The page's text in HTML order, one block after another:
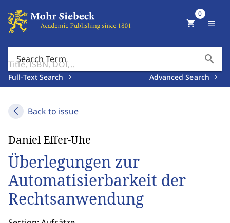
Search Term search
Full-Text Search Advanced Search
shopping_cart
0
menu
Back to issue
Daniel Effer-Uhe
Überlegungen zur
Automatisierbarkeit der
Rechtsanwendung